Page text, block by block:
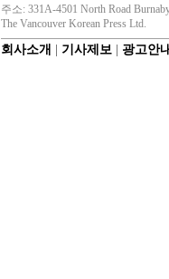
주소: 331A-4501 North Road
The Vancouver Korean Press Ltd.
회사소개 기사제보 광고안